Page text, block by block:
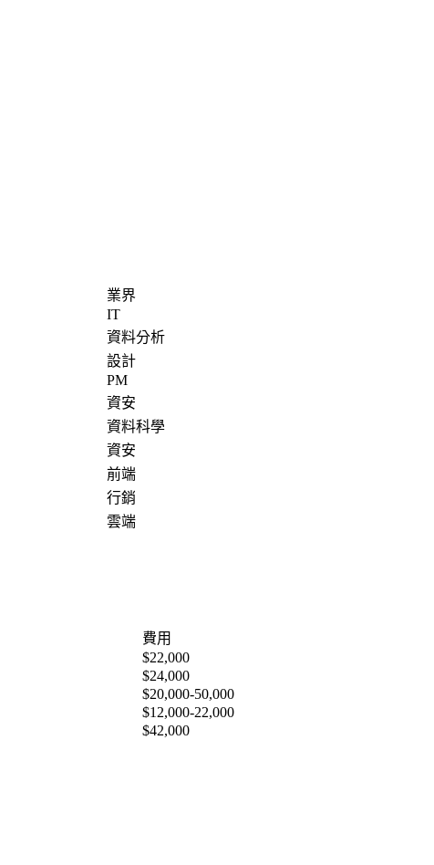
業界
IT
資料分析
設計
PM
資安
資料科學
資安
前端
行銷
雲端
費用
$22,000
$24,000
$20,000-50,000
$12,000-22,000
$42,000